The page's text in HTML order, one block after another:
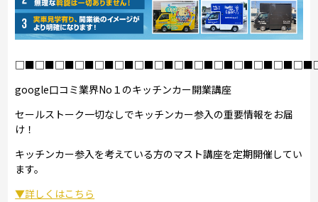
google口コミ業界No１のキッチンカー開業講座
セールストーク一切なしでキッチンカー参入の重要情報をお届
け！
キッチンカー参入を考えている方のマスト講座を定期開催してい
ます。
▼詳しくはこちら